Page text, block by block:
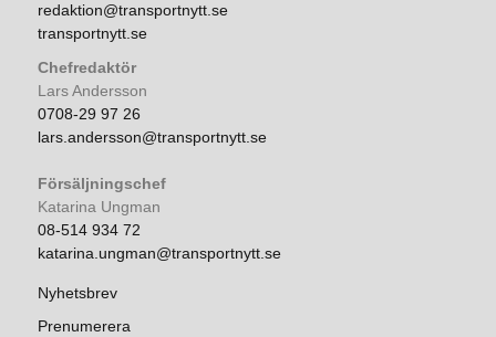
redaktion@transportnytt.se
transportnytt.se
Chefredaktör
Lars Andersson
0708-29 97 26
lars.andersson@transportnytt.se
Försäljningschef
Katarina Ungman
08-514 934 72
katarina.ungman@transportnytt.se
Nyhetsbrev
Prenumerera